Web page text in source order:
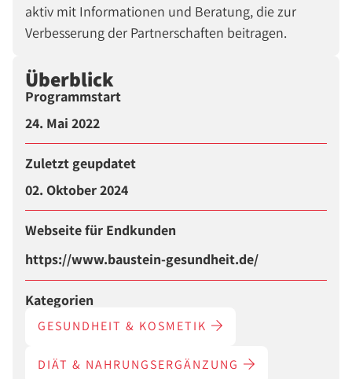
aktiv mit Informationen und Beratung, die zur
Verbesserung der Partnerschaften beitragen.
Überblick
Programmstart
24. Mai 2022
Zuletzt geupdatet
02. Oktober 2024
Webseite für Endkunden
https://www.baustein-gesundheit.de/
Kategorien
GESUNDHEIT & KOSMETIK
DIÄT & NAHRUNGSERGÄNZUNG